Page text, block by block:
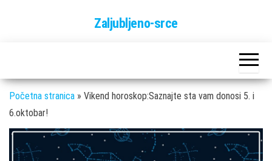
Zaljubljeno-srce
Početna stranica » Vikend horoskop:Saznajte sta vam donosi 5. i
6.oktobar!